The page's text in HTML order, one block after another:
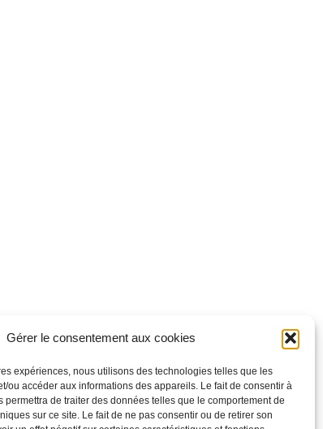
Gérer le consentement aux cookies
expériences, nous utilisons des technologies telles que les
ou accéder aux informations des appareils. Le fait de consentir à
permettra de traiter des données telles que le comportement de
sur ce site. Le fait de ne pas consentir ou de retirer son